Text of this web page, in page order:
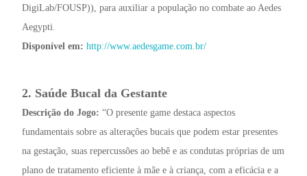
DigiLab/FOUSP)), para auxiliar a população no combate ao Aedes
Aegypti.
Disponível em: http://www.aedesgame.com.br/
2. Saúde Bucal da Gestante
Descrição do Jogo: “O presente game destaca aspectos
fundamentais sobre as alterações bucais que podem estar presentes
na gestação, suas repercussões ao bebê e as condutas próprias de um
plano de tratamento eficiente à mãe e à criança, com a eficácia e a